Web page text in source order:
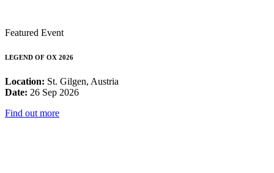
Featured Event
LEGEND OF OX 2026
Location: St. Gilgen, Austria
Date: 26 Sep 2026
Find out more